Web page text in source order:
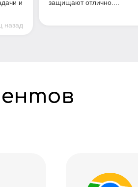
и
назад
защищают отлично....